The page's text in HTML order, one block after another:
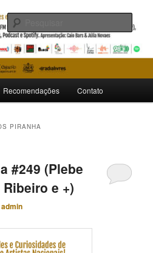
e artistas nacionais
Recomendações Contato
PIRANHA
#249 (Plebe
e +)
admin